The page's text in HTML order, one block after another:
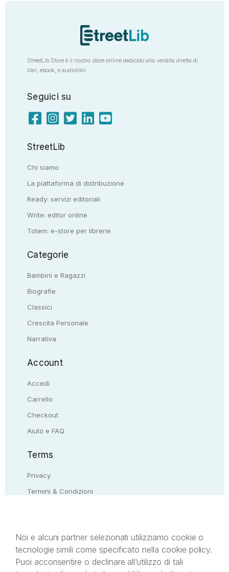
StreetLib Store è il nostro store online dedicato alla vendita diretta di
libri, ebook, e audiolibri
Seguici su
StreetLib
Chi siamo
La piattaforma di distribuzione
Ready: servizi editoriali
Write: editor online
Totem: e-store per librerie
Categorie
Bambini e Ragazzi
Biografie
Classici
Crescita Personale
Narrativa
Account
Accedi
Carrello
Checkout
Aiuto e FAQ
Terms
Privacy
Termini & Condizioni
Il presente sito web è di proprietà di StreetLib S.r.l.
Noi e alcuni partner selezionati utilizziamo cookie o
tecnologie simili come specificato nella cookie policy.
Puoi acconsentire o declinare all’utilizzo di tali